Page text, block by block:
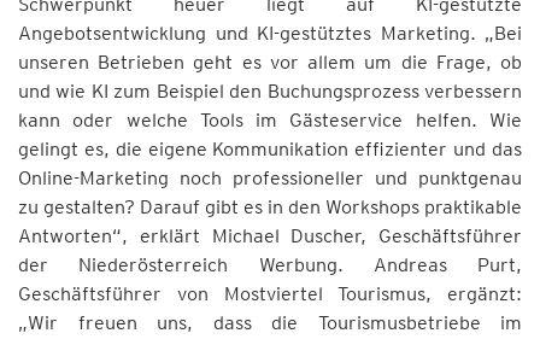
Angebotsentwicklung und KI-gestütztes Marketing. „Bei
unseren Betrieben geht es vor allem um die Frage, ob
und wie KI zum Beispiel den Buchungsprozess verbessern
kann oder welche Tools im Gästeservice helfen. Wie
gelingt es, die eigene Kommunikation effizienter und das
Online-Marketing noch professioneller und punktgenau
zu gestalten? Darauf gibt es in den Workshops praktikable
Antworten“, erklärt Michael Duscher, Geschäftsführer
der Niederösterreich Werbung. Andreas Purt,
Geschäftsführer von Mostviertel Tourismus, ergänzt:
„Wir freuen uns, dass die Tourismusbetriebe im